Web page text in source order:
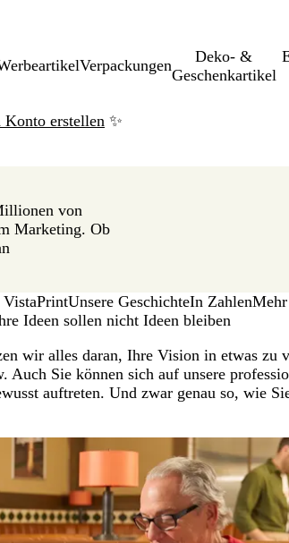
Verpackungen
Deko- &
Geschenkartikel
Konto erstellen ✨
von
Marketing. Ob
Unsere GeschichteIn Zahlen
Ideen sollen nicht Ideen bleiben
wir alles daran, Ihre Vision in etwas zu
Sie können sich auf unsere
auftreten. Und zwar genau so, wie